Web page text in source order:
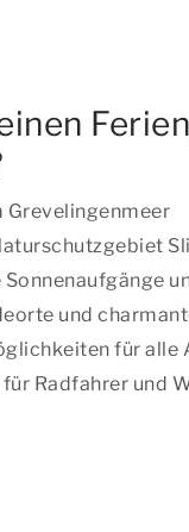
Grevelingenmeer
und
für alle
Radfahrer und